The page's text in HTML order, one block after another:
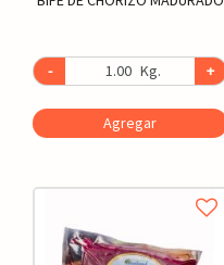
- Kg. +
Agregar